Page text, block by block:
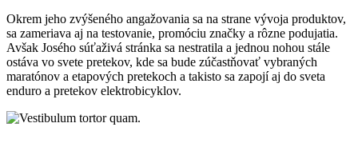
Okrem jeho zvýšeného angažovania sa na strane vývoja produktov,
sa zameriava aj na testovanie, promóciu značky a rôzne podujatia.
Avšak Josého súťaživá stránka sa nestratila a jednou nohou stále
ostáva vo svete pretekov, kde sa bude zúčastňovať vybraných
maratónov a etapových pretekoch a takisto sa zapojí aj do sveta
enduro a pretekov elektrobicyklov.